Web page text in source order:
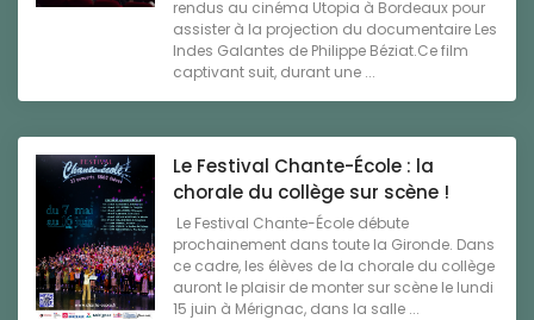
rendus au cinéma Utopia à Bordeaux pour
assister à la projection du documentaire Les
Indes Galantes de Philippe Béziat.Ce film
captivant suit, durant une ...
Le Festival Chante-École : la
chorale du collège sur scène !
Le Festival Chante-École débute
prochainement dans toute la Gironde. Dans
ce cadre, les élèves de la chorale du collège
auront le plaisir de monter sur scène le lundi
15 juin à Mérignac, dans la salle ...